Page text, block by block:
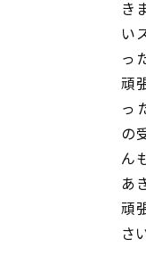
き
い
っ
頑
っ
の
ん
あ
頑
さ